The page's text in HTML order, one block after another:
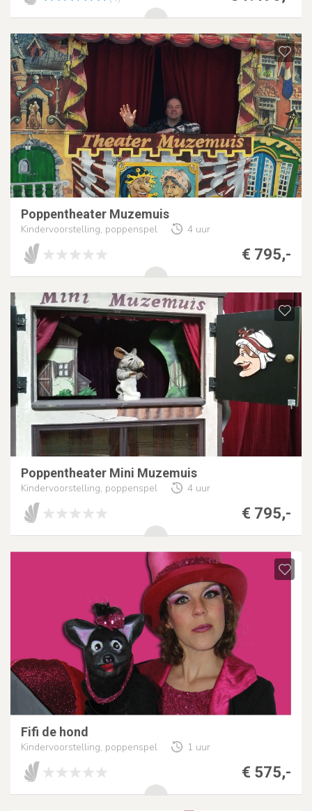
Poppentheater Muzemuis
Kindervoorstelling, poppenspel 4 uur
€ 795,-
Poppentheater Mini Muzemuis
Kindervoorstelling, poppenspel 4 uur
€ 795,-
Fifi de hond
Kindervoorstelling, poppenspel 1 uur
€ 575,-